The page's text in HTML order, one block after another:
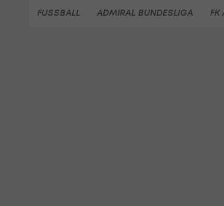
FUSSBALL ADMIRAL BUNDESLIGA FK